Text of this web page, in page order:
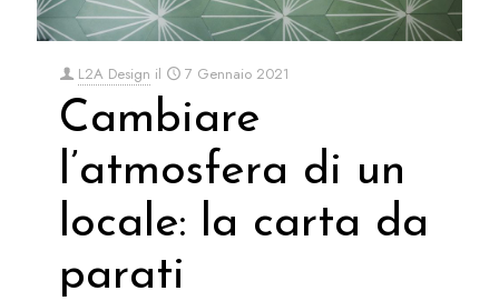
L2A Design il 7 Gennaio 2021
Cambiare
l’atmosfera di un
locale: la carta da
parati